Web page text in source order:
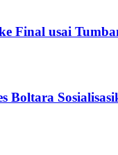
Final usai
Boltara